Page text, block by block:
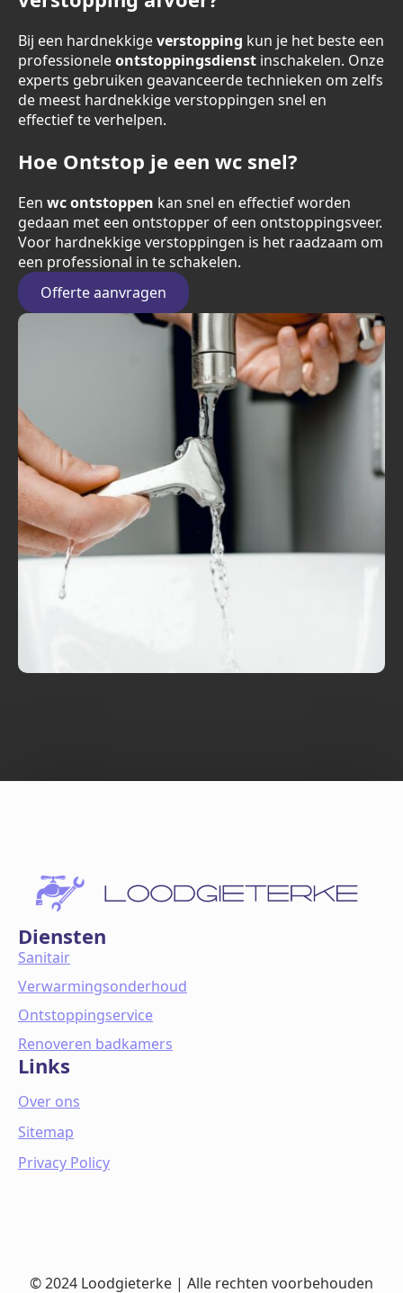
Bij een hardnekkigeverstopping kun je het beste een
professioneleontstoppingsdienst inschakelen. Onze
experts gebruiken geavanceerde technieken om zelfs
de meest hardnekkige verstoppingen snel en
effectief te verhelpen.
Hoe Ontstop je een wc snel?
Een wc ontstoppen kan snel en effectief worden
gedaan met een ontstopper of een ontstoppingsveer.
Voor hardnekkige verstoppingen is het raadzaam om
een professional in te schakelen.
Offerte aanvragen
Diensten
Sanitair
Verwarmingsonderhoud
Ontstoppingservice
Renoveren badkamers
Links
Over ons
Sitemap
Privacy Policy
© 2024 Loodgieterke | Alle rechten voorbehouden